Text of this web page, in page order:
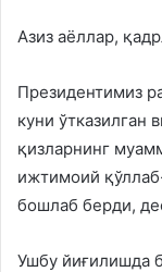
Азиз аёллар,
Президентимиз
куни ўтказилган
қизларнинг
ижтимоий
бошлаб берди,
Ушбу йиғилишда